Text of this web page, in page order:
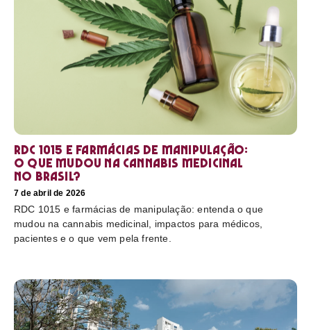
RDC 1015 e farmácias de manipulação:
o que mudou na cannabis medicinal
no Brasil?
7 de abril de 2026
RDC 1015 e farmácias de manipulação: entenda o que
mudou na cannabis medicinal, impactos para médicos,
pacientes e o que vem pela frente.